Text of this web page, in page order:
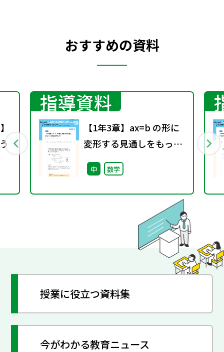
や難しい問題を考えたりするためのもので
す。基本的な内容の理解の徹底や，習熟に応
おすすめの資料
指導資料
【1年3章】ax=b の形に
変形する見通しをもって
方程式を解こう
中 数学
授業に役立つ資料集
今がわかる教育ニュース